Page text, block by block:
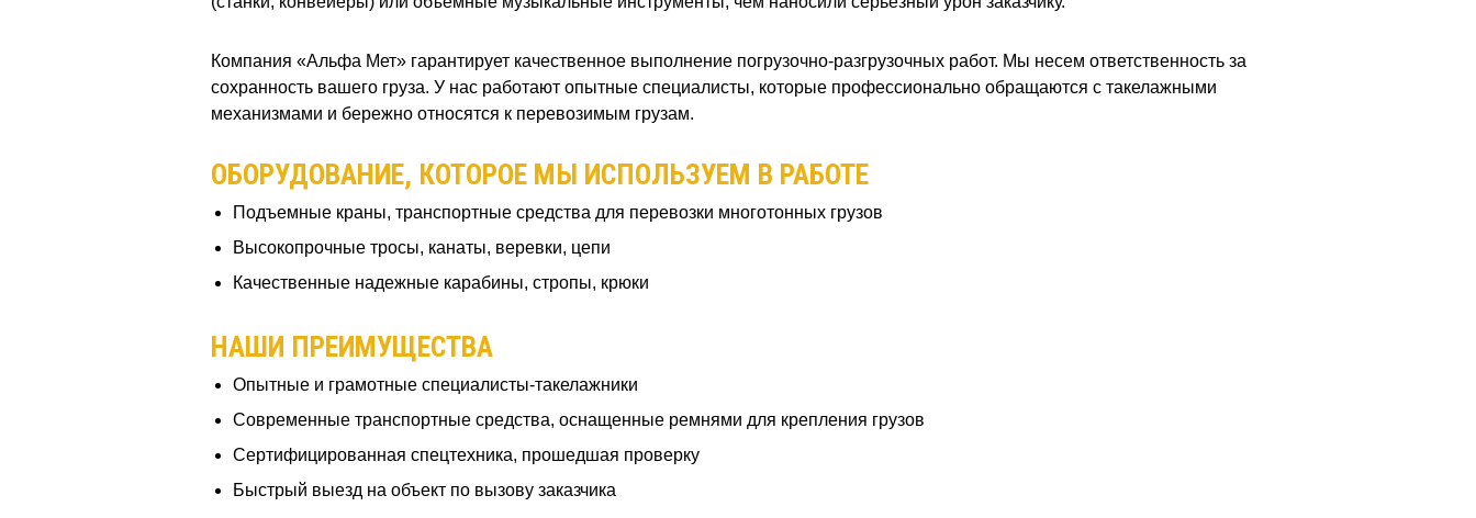
Компания «Альфа Мет» гарантирует качественное выполнение погрузочно-разгрузочных работ. Мы несем ответственность за
сохранность вашего груза. У нас работают опытные специалисты, которые профессионально обращаются с такелажными
механизмами и бережно относятся к перевозимым грузам.
ОБОРУДОВАНИЕ, КОТОРОЕ МЫ ИСПОЛЬЗУЕМ В РАБОТЕ
Подъемные краны, транспортные средства для перевозки многотонных грузов
Высокопрочные тросы, канаты, веревки, цепи
Качественные надежные карабины, стропы, крюки
НАШИ ПРЕИМУЩЕСТВА
Опытные и грамотные специалисты-такелажники
Современные транспортные средства, оснащенные ремнями для крепления грузов
Сертифицированная спецтехника, прошедшая проверку
Быстрый выезд на объект по вызову заказчика